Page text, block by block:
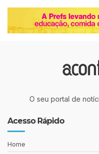
O seu portal de
Acesso Rápido
Home